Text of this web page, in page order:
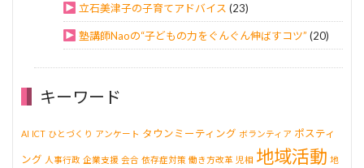
立石美津子の子育てアドバイス (23)
塾講師Naoの“子どもの力をぐんぐん伸ばすコツ” (20)
キーワード
AI ICT ひとづくり アンケート タウンミーティング ボランティア ポスティ
ング 人事行政 企業支援 会合 依存症対策 働き方改革 児相 地域活動 地